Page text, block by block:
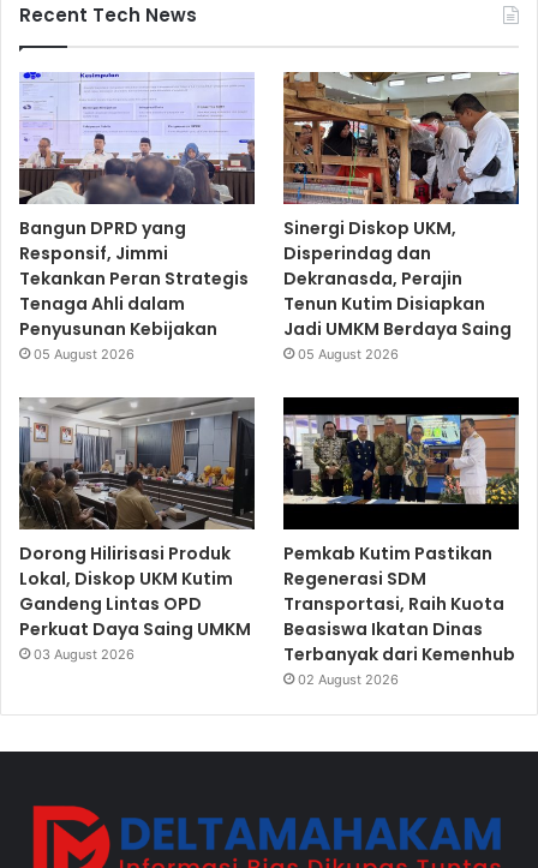
Recent Tech News
Bangun DPRD yang
Responsif, Jimmi
Tekankan Peran Strategis
Tenaga Ahli dalam
Penyusunan Kebijakan
05 August 2026
Sinergi Diskop UKM,
Disperindag dan
Dekranasda, Perajin
Tenun Kutim Disiapkan
Jadi UMKM Berdaya Saing
05 August 2026
Dorong Hilirisasi Produk
Lokal, Diskop UKM Kutim
Gandeng Lintas OPD
Perkuat Daya Saing UMKM
03 August 2026
Pemkab Kutim Pastikan
Regenerasi SDM
Transportasi, Raih Kuota
Beasiswa Ikatan Dinas
Terbanyak dari Kemenhub
02 August 2026